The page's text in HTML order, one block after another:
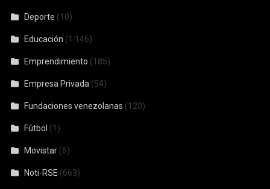
Deporte (10)
Educación (1.146)
Emprendimiento (185)
Empresa Privada (54)
Fundaciones venezolanas (120)
Fútbol (1)
Movistar (6)
Noti-RSE (663)